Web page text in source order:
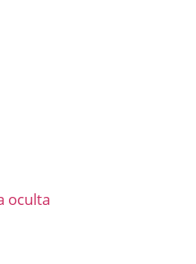
oculta